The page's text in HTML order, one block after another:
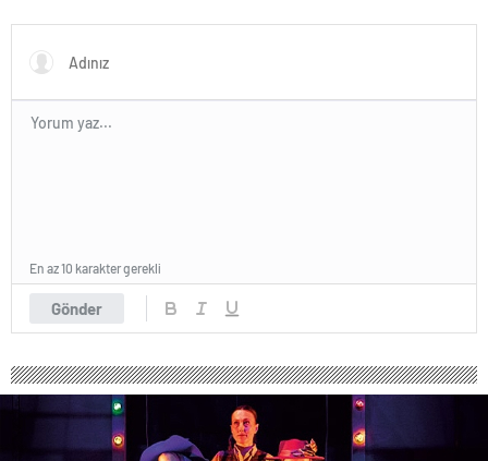
Kullanıyor, 2025’te
Saldırılarda DDoS Öne
Çıkıyor- Haber Şafak
Gönder
En az 10 karakter gerekli